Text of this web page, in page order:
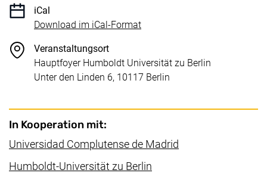
iCal
Download im iCal-Format, 1 KB (öffnet neues Fenster)
Veranstaltungsort
Hauptfoyer Humboldt Universität zu Berlin
Unter den Linden 6, 10117 Berlin
In Kooperation mit:
Universidad Complutense de Madrid
Humboldt-Universität zu Berlin